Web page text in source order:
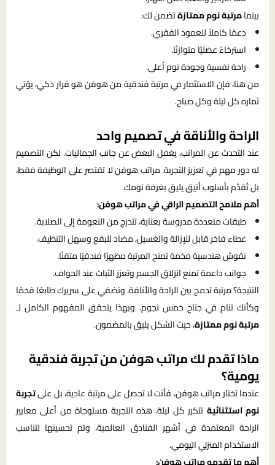
بينمامرتبة نوم ممتازةتضمن لك:
دعمًا كاملاً للعمود الفقري.
استرخاءً عضليًا متوازنًا.
راحة نفسية وجودة نوم أعلى.
من هنا، فإن الاستثمار في مرتبة فندقية من هوفن هو قرار ذكي، يؤتي
ثماره كل ليلة وكل صباح.
الراحة والأناقة في تصميم واحد
عند التحدث عن المراتب، يغفل البعض عن جانب الجماليات. لكن التصميم
له دور مهم في تعزيز التجربة. مراتب هوفن لا تقتصر على الوظيفة فقط،
بل تُقدَّم بأسلوب أنيق يليق بغرفة نومك.
أهم ملامح التصميم الراقي في مراتب هوفن:
طبقات متعددة مدروسة بعناية، تتدرج من النعومة إلى الصلابة.
غطاء فاخر قابل للإزالة والغسيل، مضاد للبقع وسهل التنظيف.
نقوش هندسية فخمة تمنح المرتبة مظهرًا فندقيًا متقنًا.
جوانب داعمة تمنع انزلاق الجسم وتعزز الثبات عند الحواف.
النتيجة؟ مرتبة تدمج بين الراحة والأناقة، وتضفي على سريرك طابعًا فخمًا
وكأنك تنام في جناح خمس نجوم. وبهذا يتحقق المفهوم الكامل لـ
مرتبة نوم ممتازة، حيث الشكل يليق بالمضمون.
ماذا تقدم لك مراتب هوفن من تجربة فندقية
يومية؟
عندما تختار مراتب هوفن، فأنت لا تحصل على مرتبة عادية، بل علىتجربة
نوم استثنائية تتكرر كل ليلة. هذه التجربة مستوحاة من أعلى معايير
الراحة المعتمدة في أشهر الفنادق العالمية، وتم تحسينها لتناسب
الاستخدام المنزلي اليومي.